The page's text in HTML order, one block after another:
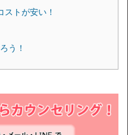
トが安い！
う！